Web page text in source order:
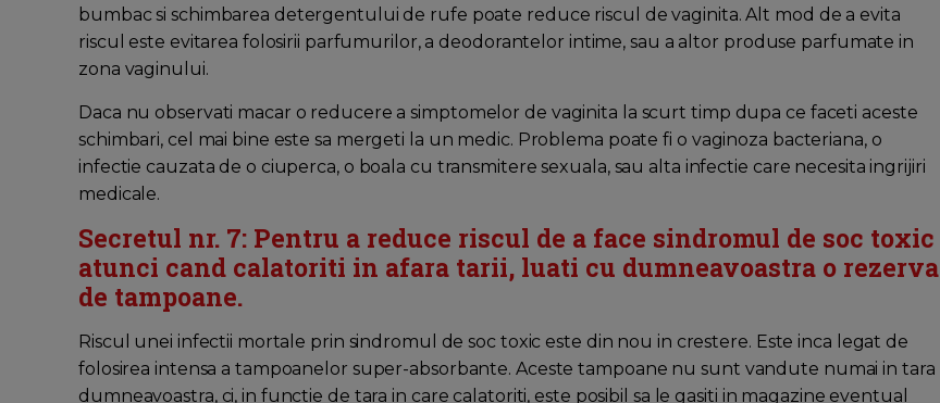
bumbac si schimbarea detergentului de rufe poate reduce riscul de vaginita. Alt mod de a evita
riscul este evitarea folosirii parfumurilor, a deodorantelor intime, sau a altor produse parfumate in
zona vaginului.
Daca nu observati macar o reducere a simptomelor de vaginita la scurt timp dupa ce faceti aceste
schimbari, cel mai bine este sa mergeti la un medic. Problema poate fi o vaginoza bacteriana, o
infectie cauzata de o ciuperca, o boala cu transmitere sexuala, sau alta infectie care necesita ingrijiri
medicale.
Secretul nr. 7: Pentru a reduce riscul de a face sindromul de soc toxic
atunci cand calatoriti in afara tarii, luati cu dumneavoastra o rezerva
de tampoane.
Riscul unei infectii mortale prin sindromul de soc toxic este din nou in crestere. Este inca legat de
folosirea intensa a tampoanelor super-absorbante. Aceste tampoane nu sunt vandute numai in tara
dumneavoastra, ci, in functie de tara in care calatoriti, este posibil sa le gasiti in magazine eventual